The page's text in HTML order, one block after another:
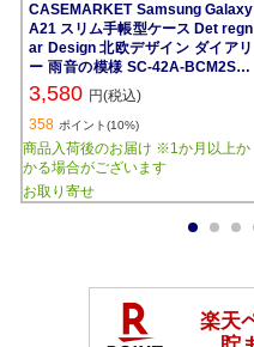
CASEMARKET Samsung Galaxy
A21 スリム手帳型ケース Det regn
ar Design 北欧デザイン ダイアリ
ー 雨音の模様 SC-42A-BCM2S20
36-78
3,580 円(税込)
358 ポイント(10%)
商品入荷後のお届け ※1か月以上か
かる場合がございます
お取り寄せ